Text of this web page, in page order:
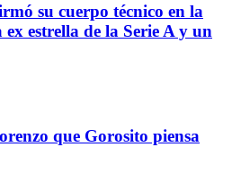
su cuerpo técnico en la
estrella de la Serie A y un
que Gorosito piensa